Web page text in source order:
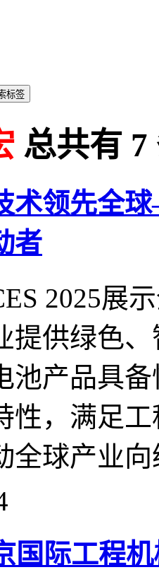
总共有 7
术领先全
者
2025展
提供绿色
池产品具
性，满足
全球产业
国际工程